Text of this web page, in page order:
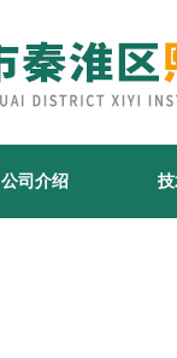
公司介绍